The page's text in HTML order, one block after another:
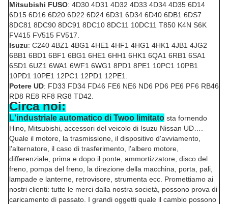
Mitsubishi FUSO: 4D30 4D31 4D32 4D33 4D34 4D35 6D14
6D15 6D16 6D20 6D22 6D24 6D31 6D34 6D40 6DB1 6DS7
8DC81 8DC90 8DC91 8DC10 8DC11 10DC11 T850 K4N S6K
FV415 FV515 FV517.
Isuzu: C240 4BZ1 4BG1 4HE1 4HF1 4HG1 4HK1 4JB1 4JG2
6BB1 6BD1 6BF1 6BG1 6HE1 6HH1 6HK1 6QA1 6RB1 6SA1
6SD1 6UZ1 6WA1 6WF1 6WG1 8PD1 8PE1 10PC1 10PB1
10PD1 10PE1 12PC1 12PD1 12PE1.
Potere UD: FD33 FD34 FD46 FE6 NE6 ND6 PD6 PE6 PF6 RB46
RD8 RE8 RF8 RG8 TD42.
Circa noi:
L'industriale automatico di Twoo limitato sta fornendo
Hino, Mitsubishi, accessori del veicolo di Isuzu Nissan UD….
Quale il motore, la trasmissione, il dispositivo d'avviamento,
l'alternatore, il caso di trasferimento, l'albero motore,
differenziale, prima e dopo il ponte, ammortizzatore, disco del
freno, pompa del freno, la direzione della macchina, porta, pali,
lampade e lanterne, retrovisore, strumenta ecc. Promettiamo ai
nostri clienti: tutte le merci dalla nostra società, possono prova di
caricamento di passato. I grandi oggetti quale il cambio possono